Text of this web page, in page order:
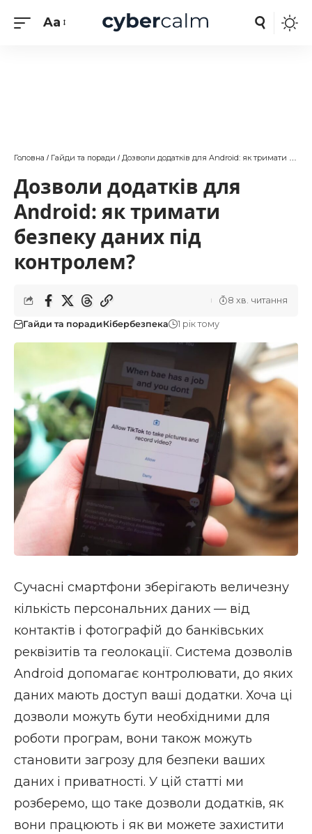
Aa
Головна / Гайди та поради / Дозволи додатків для Android: як тримати безпеку даних під контролем?
Дозволи додатків для
Android: як тримати
безпеку даних під
контролем?
Гайди та порадиКібербезпека 1 рік тому
8 хв. читання
Сучасні смартфони зберігають величезну
кількість персональних даних — від
контактів і фотографій до банківських
реквізитів та геолокації. Система дозволів
Android допомагає контролювати, до яких
даних мають доступ ваші додатки. Хоча ці
дозволи можуть бути необхідними для
роботи програм, вони також можуть
становити загрозу для безпеки ваших
даних і приватності. У цій статті ми
розберемо, що таке дозволи додатків, як
вони працюють і як ви можете захистити